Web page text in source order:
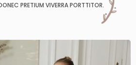
PRETIUM VIVERRA PORTTITOR.